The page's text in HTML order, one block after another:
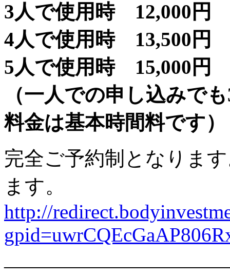
3人で使用時 12,000円
4人で使用時 13,500円
5人で使用時 15,000円
（一人での申し込みで
料金は基本時間料です）
完全ご予約制となりま
ます。
http://